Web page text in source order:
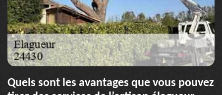
Quels sont les avantages que vous pouvez